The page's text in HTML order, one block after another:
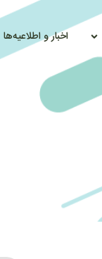
اخبار و اطلاعیه‌ها